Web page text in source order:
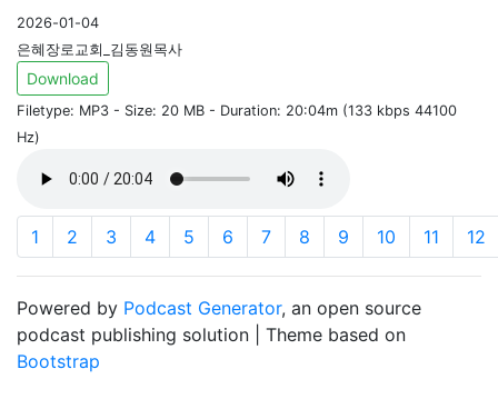
2026-01-04
은혜장로교회_김동원목사
Download
Filetype: MP3 - Size: 20 MB - Duration: 20:04m (133 kbps 44100
Hz)
1 2 3 4 5 6 7 8 9 10 11 12
Powered by Podcast Generator, an open source
podcast publishing solution | Theme based on
Bootstrap